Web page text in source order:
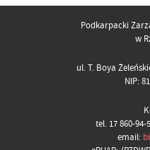
Podkarpacki
w
ul. T. Boya
NIP:
tel. 17 860-94-
email: